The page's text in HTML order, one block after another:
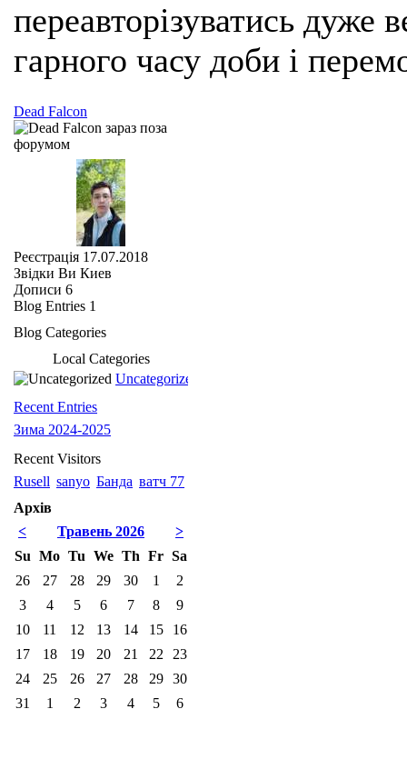
переавторізуватись
гарного часу доби і
Dead Falcon
Реєстрація 17.07.2018
Звідки Ви Киев
Дописи 6
Blog Entries 1
Blog Categories
Local Categories
Uncategorized
Recent Entries
Зима 2024-2025
Recent Visitors
Rusell sanyo Банда ватч 77
Архів
<
>
Травень 2026
Su Mo Tu We Th Fr Sa
26
27 28 29 30 1
2
3
4 5 6 7 8
9
10
11 12 13 14 15
16
17
18 19 20 21 22
23
24
25 26 27 28 29
30
31
1 2 3 4 5 6